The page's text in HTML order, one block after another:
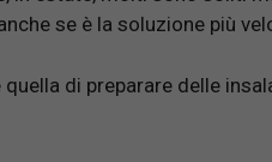
se è la soluzione più
quella di preparare delle